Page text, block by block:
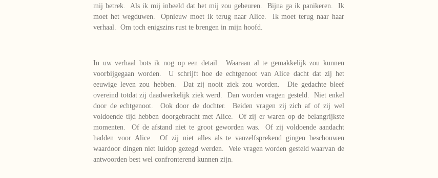
mij betrek. Als ik mij inbeeld dat het mij zou gebeuren. Bijna ga ik panikeren. Ik
moet het wegduwen. Opnieuw moet ik terug naar Alice. Ik moet terug naar haar
verhaal. Om toch enigszins rust te brengen in mijn hoofd.
In uw verhaal bots ik nog op een detail. Waaraan al te gemakkelijk zou kunnen
voorbijgegaan worden. U schrijft hoe de echtgenoot van Alice dacht dat zij het
eeuwige leven zou hebben. Dat zij nooit ziek zou worden. Die gedachte bleef
overeind totdat zij daadwerkelijk ziek werd. Dan worden vragen gesteld. Niet enkel
door de echtgenoot. Ook door de dochter. Beiden vragen zij zich af of zij wel
voldoende tijd hebben doorgebracht met Alice. Of zij er waren op de belangrijkste
momenten. Of de afstand niet te groot geworden was. Of zij voldoende aandacht
hadden voor Alice. Of zij niet alles als te vanzelfsprekend gingen beschouwen
waardoor dingen niet luidop gezegd werden. Vele vragen worden gesteld waarvan de
antwoorden best wel confronterend kunnen zijn.